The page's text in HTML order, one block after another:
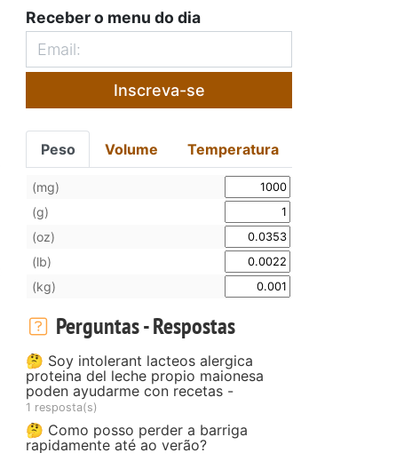
Receber o menu do dia
Inscreva-se
Peso Volume Temperatura
(mg)
(g)
(oz)
(lb)
(kg)
Perguntas - Respostas
🤔 Soy intolerant lacteos alergica
proteina del leche propio maionesa
poden ayudarme con recetas -
1 resposta(s)
🤔 Como posso perder a barriga
rapidamente até ao verão?